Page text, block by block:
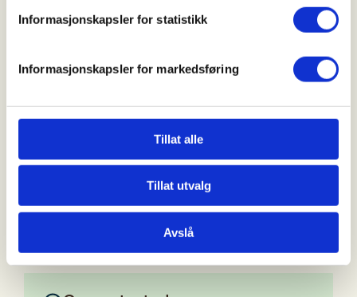
Informasjonskapsler for statistikk
Informasjonskapsler for markedsføring
Tillat alle
Tillat utvalg
Avslå
introjakt i høst i forbindelse med rypejakt, samt et
nytt arrangement senere i sesongen i forbindelse
senere.
Ta gjerne kontakt dersom du er interessert i å delta
eller ønsker mer informasjon.